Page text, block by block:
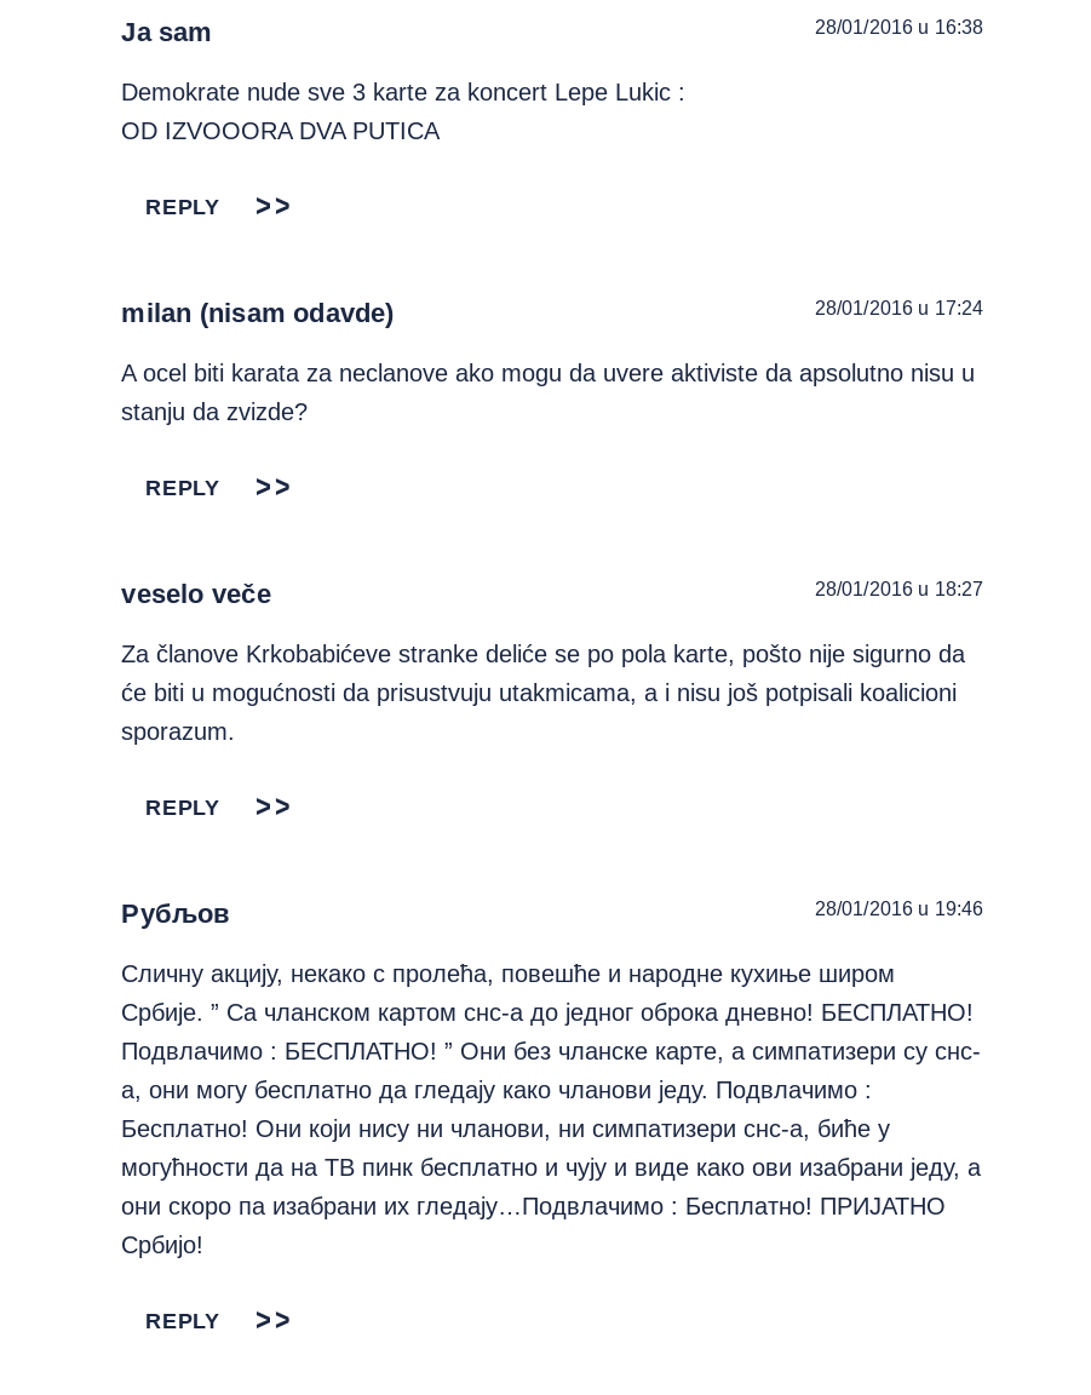
Ja sam 28/01/2016 u 16:38
Demokrate nude sve 3 karte za koncert Lepe Lukic :
OD IZVOOORA DVA PUTICA
REPLY
milan (nisam odavde) 28/01/2016 u 17:24
A ocel biti karata za neclanove ako mogu da uvere aktiviste da apsolutno nisu u
stanju da zvizde?
REPLY
veselo veče 28/01/2016 u 18:27
Za članove Krkobabićeve stranke deliće se po pola karte, pošto nije sigurno da
će biti u mogućnosti da prisustvuju utakmicama, a i nisu još potpisali koalicioni
sporazum.
REPLY
Рубљов 28/01/2016 u 19:46
Сличну акцију, некако с пролећа, повешће и народне кухиње широм
Србије. ” Са чланском картом снс-а до једног оброка дневно! БЕСПЛАТНО!
Подвлачимо : БЕСПЛАТНО! ” Они без чланске карте, а симпатизери су снс-
а, они могу бесплатно да гледају како чланови једу. Подвлачимо :
Бесплатно! Они који нису ни чланови, ни симпатизери снс-а, биће у
могућности да на ТВ пинк бесплатно и чују и виде како ови изабрани једу, а
они скоро па изабрани их гледају…Подвлачимо : Бесплатно! ПРИЈАТНО
Србијо!
REPLY